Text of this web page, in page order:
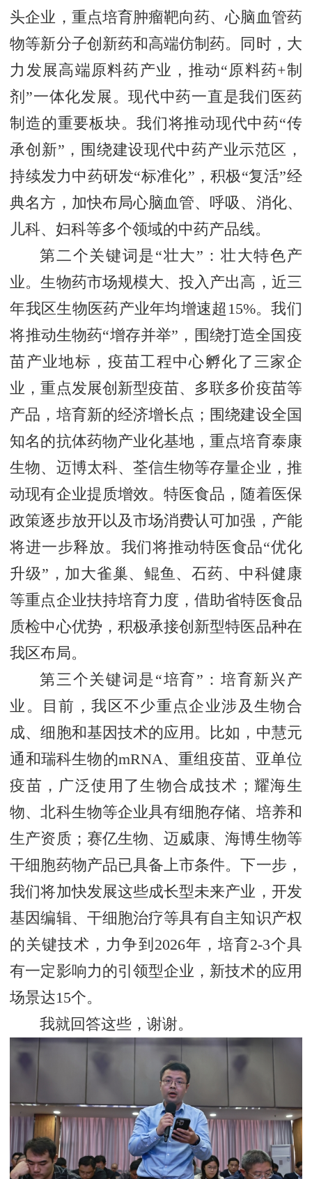
头企业，重点培育肿瘤靶向药、心脑血管药
物等新分子创新药和高端仿制药。同时，大
力发展高端原料药产业，推动“原料药+制
剂”一体化发展。现代中药一直是我们医药
制造的重要板块。我们将推动现代中药“传
承创新”，围绕建设现代中药产业示范区，
持续发力中药研发“标准化”，积极“复活”经
典名方，加快布局心脑血管、呼吸、消化、
儿科、妇科等多个领域的中药产品线。
第二个关键词是“壮大”：壮大特色产
业。生物药市场规模大、投入产出高，近三
年我区生物医药产业年均增速超15%。我们
将推动生物药“增存并举”，围绕打造全国疫
苗产业地标，疫苗工程中心孵化了三家企
业，重点发展创新型疫苗、多联多价疫苗等
产品，培育新的经济增长点；围绕建设全国
知名的抗体药物产业化基地，重点培育泰康
生物、迈博太科、荃信生物等存量企业，推
动现有企业提质增效。特医食品，随着医保
政策逐步放开以及市场消费认可加强，产能
将进一步释放。我们将推动特医食品“优化
升级”，加大雀巢、鲲鱼、石药、中科健康
等重点企业扶持培育力度，借助省特医食品
质检中心优势，积极承接创新型特医品种在
我区布局。
第三个关键词是“培育”：培育新兴产
业。目前，我区不少重点企业涉及生物合
成、细胞和基因技术的应用。比如，中慧元
通和瑞科生物的mRNA、重组疫苗、亚单位
疫苗，广泛使用了生物合成技术；耀海生
物、北科生物等企业具有细胞存储、培养和
生产资质；赛亿生物、迈威康、海博生物等
干细胞药物产品已具备上市条件。下一步，
我们将加快发展这些成长型未来产业，开发
基因编辑、干细胞治疗等具有自主知识产权
的关键技术，力争到2026年，培育2-3个具
有一定影响力的引领型企业，新技术的应用
场景达15个。
我就回答这些，谢谢。